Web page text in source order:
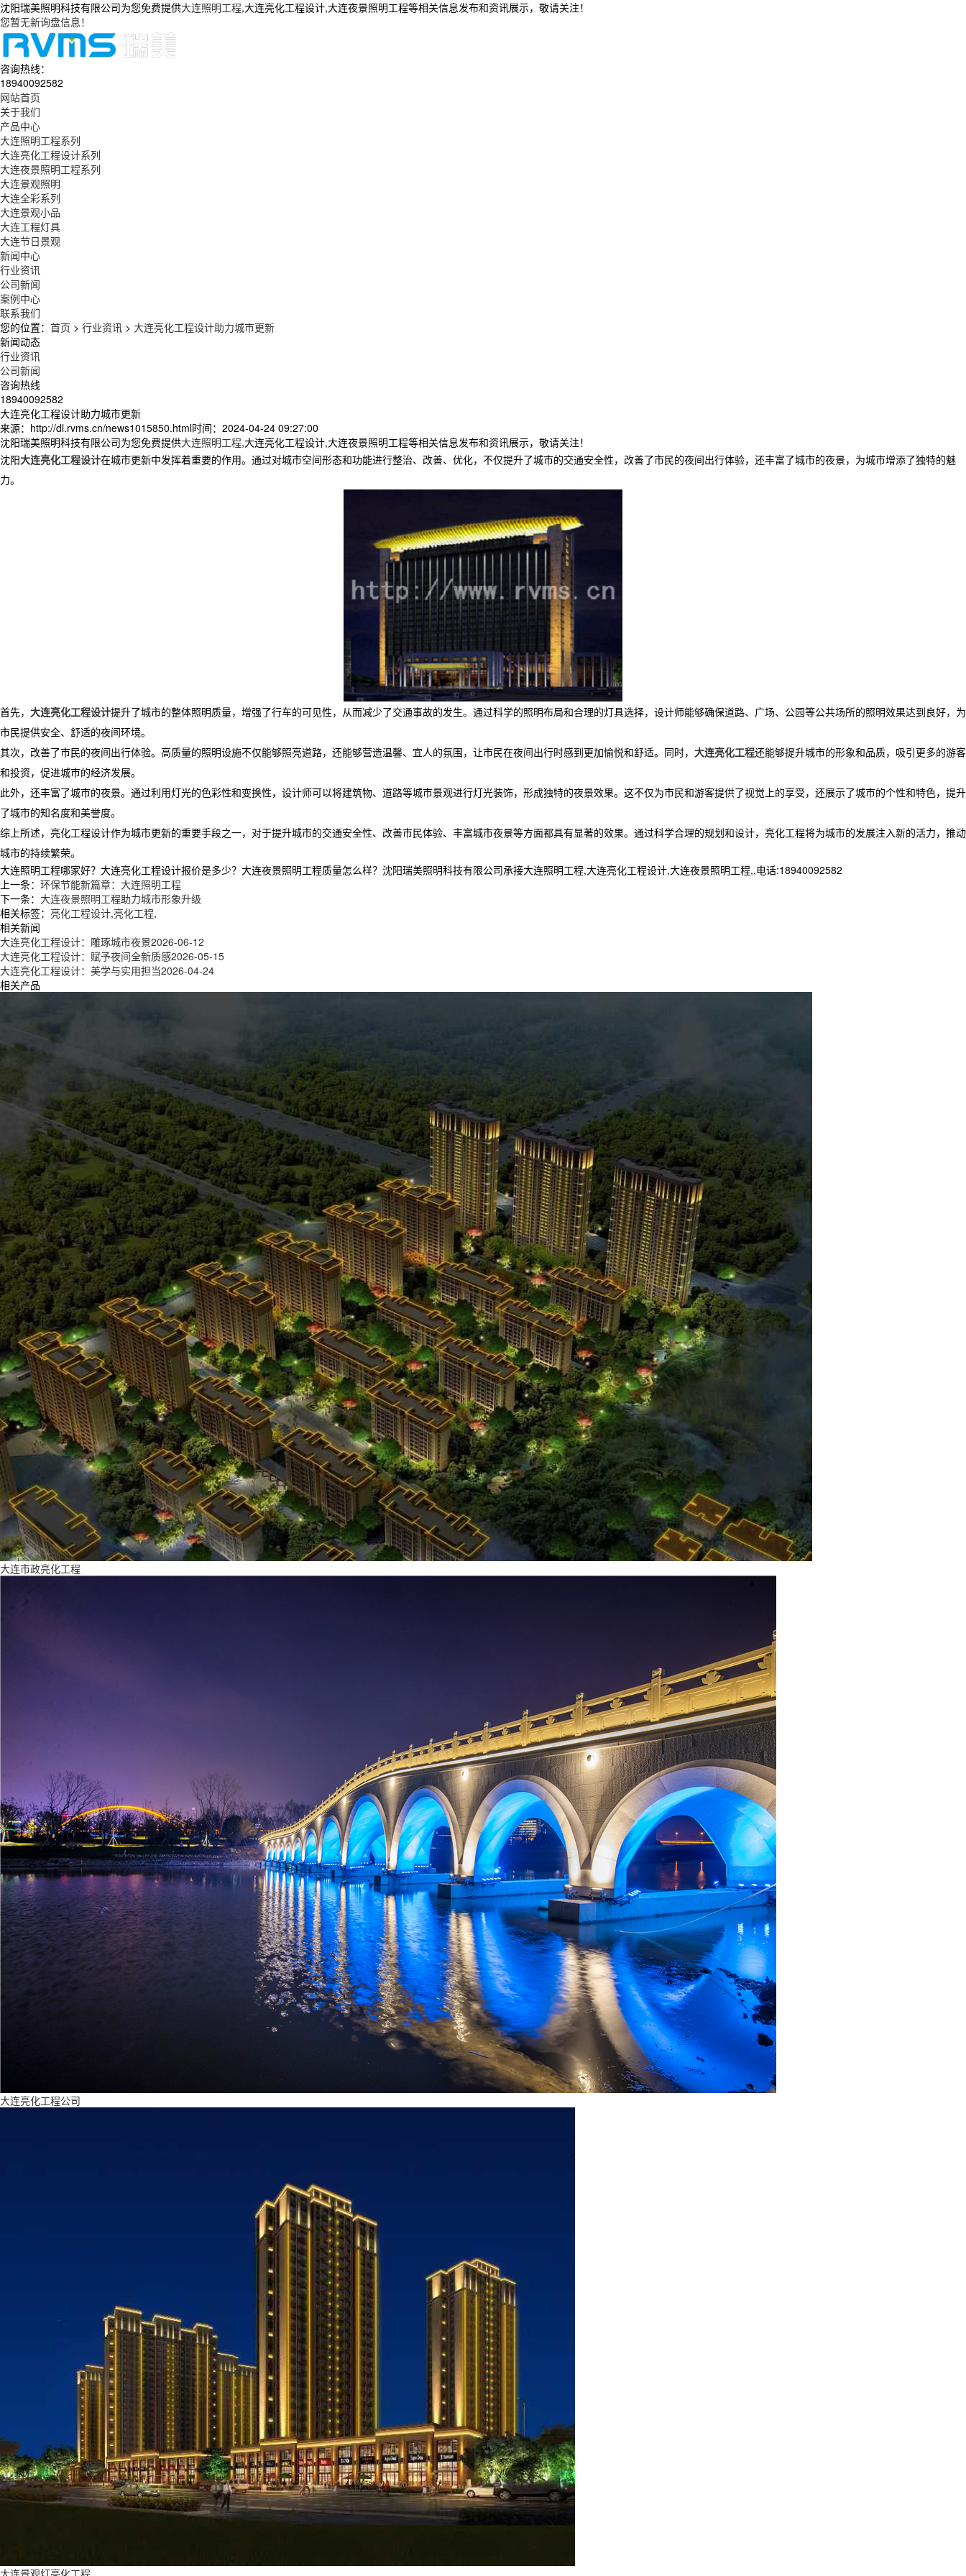
沈阳瑞美照明科技有限公司为您免费提供大连照明工程,大连亮化工程设计,大连夜景照明工程等相关信息发布和资讯展示，敬请关注！
您暂无新询盘信息！
咨询热线：
18940092582
网站首页
关于我们
产品中心
大连照明工程系列
大连亮化工程设计系列
大连夜景照明工程系列
大连景观照明
大连全彩系列
大连景观小品
大连工程灯具
大连节日景观
新闻中心
行业资讯
公司新闻
案例中心
联系我们
您的位置： 首页 > 行业资讯 > 大连亮化工程设计助力城市更新
新闻动态
行业资讯
公司新闻
咨询热线
18940092582
大连亮化工程设计助力城市更新
来源：http://dl.rvms.cn/news1015850.html时间：2024-04-24 09:27:00
沈阳瑞美照明科技有限公司为您免费提供大连照明工程,大连亮化工程设计,大连夜景照明工程等相关信息发布和资讯展示，敬请关注！
沈阳大连亮化工程设计在城市更新中发挥着重要的作用。通过对城市空间形态和功能进行整治、改善、优化，不仅提升了城市的交通安全性，改善了市民的夜间出行体验，还丰富了城市的夜景，为城市增添了独特的魅
力。
首先， 大连亮化工程设计提升了城市的整体照明质量，增强了行车的可见性，从而减少了交通事故的发生。通过科学的照明布局和合理的灯具选择，设计师能够确保道路、广场、公园等公共场所的照明效果达到良好，为
市民提供安全、舒适的夜间环境。
其次，改善了市民的夜间出行体验。高质量的照明设施不仅能够照亮道路，还能够营造温馨、宜人的氛围，让市民在夜间出行时感到更加愉悦和舒适。同时， 大连亮化工程还能够提升城市的形象和品质，吸引更多的游客
和投资，促进城市的经济发展。
此外，还丰富了城市的夜景。通过利用灯光的色彩性和变换性，设计师可以将建筑物、道路等城市景观进行灯光装饰，形成独特的夜景效果。这不仅为市民和游客提供了视觉上的享受，还展示了城市的个性和特色，提升
了城市的知名度和美誉度。
综上所述，亮化工程设计作为城市更新的重要手段之一，对于提升城市的交通安全性、改善市民体验、丰富城市夜景等方面都具有显著的效果。通过科学合理的规划和设计，亮化工程将为城市的发展注入新的活力，推动
城市的持续繁荣。
大连照明工程哪家好？大连亮化工程设计报价是多少？大连夜景照明工程质量怎么样？沈阳瑞美照明科技有限公司承接大连照明工程,大连亮化工程设计,大连夜景照明工程,,电话:18940092582
上一条： 环保节能新篇章：大连照明工程
下一条： 大连夜景照明工程助力城市形象升级
相关标签： 亮化工程设计,亮化工程,
相关新闻
大连亮化工程设计：雕琢城市夜景2026-06-12
大连亮化工程设计：赋予夜间全新质感2026-05-15
大连亮化工程设计：美学与实用担当2026-04-24
相关产品
大连市政亮化工程
大连亮化工程公司
大连景观灯亮化工程